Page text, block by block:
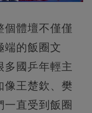
個體壇不僅僅
端的飯圈文
多國乒年輕主
像王楚欽、樊
直受到飯圈